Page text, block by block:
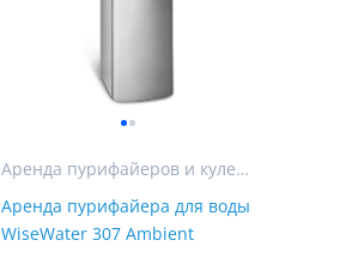
Аренда пурифайеров и кулеров для воды
Аренда пурифайера для воды
WiseWater 307 Ambient